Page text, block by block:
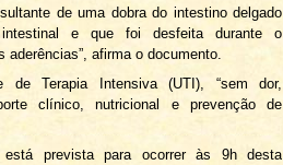
de uma dobra do intestino delgado
e que foi desfeita durante o
aderências”, afirma o documento.
de Terapia Intensiva (UTI), “sem dor,
clínico, nutricional e prevenção de
prevista para ocorrer às 9h desta